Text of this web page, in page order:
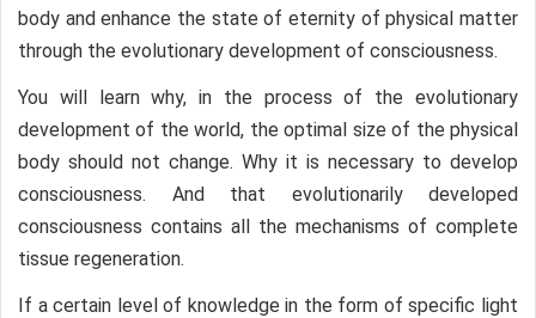
body and enhance the state of eternity of physical matter
through the evolutionary development of consciousness.
You will learn why, in the process of the evolutionary
development of the world, the optimal size of the physical
body should not change. Why it is necessary to develop
consciousness. And that evolutionarily developed
consciousness contains all the mechanisms of complete
tissue regeneration.
If a certain level of knowledge in the form of specific light